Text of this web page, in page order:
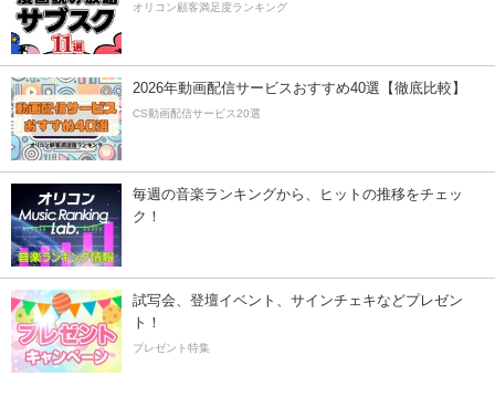
オリコン顧客満足度ランキング
2026年動画配信サービスおすすめ40選【徹底比較】
CS動画配信サービス20選
毎週の音楽ランキングから、ヒットの推移をチェッ
ク！
試写会、登壇イベント、サインチェキなどプレゼン
ト！
プレゼント特集